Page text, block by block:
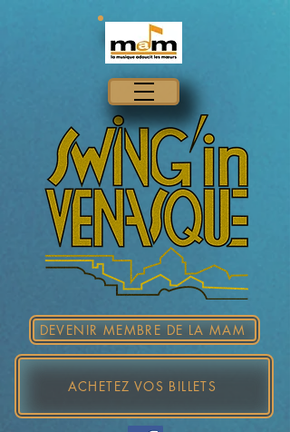
DEVENIR MEMBRE DE LA MAM
ACHETEZ VOS BILLETS